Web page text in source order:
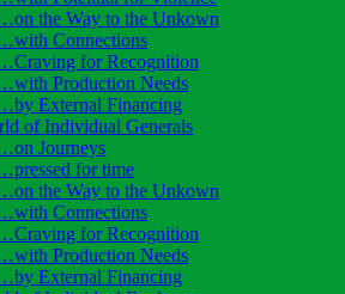
the Way to the Unkown
Connections
for Recognition
Production Needs
External Financing
of Individual Generals
Journeys
for time
the Way to the Unkown
Connections
for Recognition
Production Needs
External Financing